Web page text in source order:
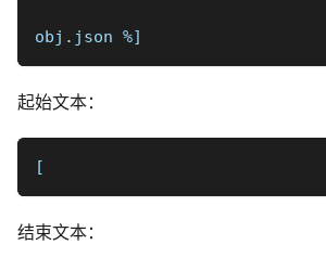
obj . json %]
起始文本：
[
结束文本：